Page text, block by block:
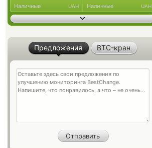
Наличные UAH Наличные UAH
Предложения BTC-кран